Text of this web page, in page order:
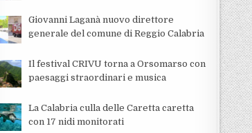
Giovanni Laganà nuovo direttore
generale del comune di Reggio Calabria
Il festival CRIVU torna a Orsomarso con
paesaggi straordinari e musica
La Calabria culla delle Caretta caretta
con 17 nidi monitorati